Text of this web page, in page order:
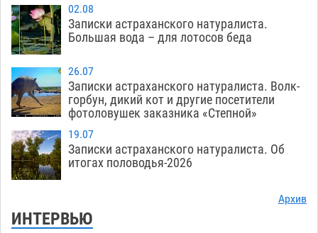
02.08
Записки астраханского натуралиста.
Большая вода – для лотосов беда
26.07
Записки астраханского натуралиста. Волк-
горбун, дикий кот и другие посетители
фотоловушек заказника «Степной»
19.07
Записки астраханского натуралиста. Об
итогах половодья-2026
Архив
ИНТЕРВЬЮ